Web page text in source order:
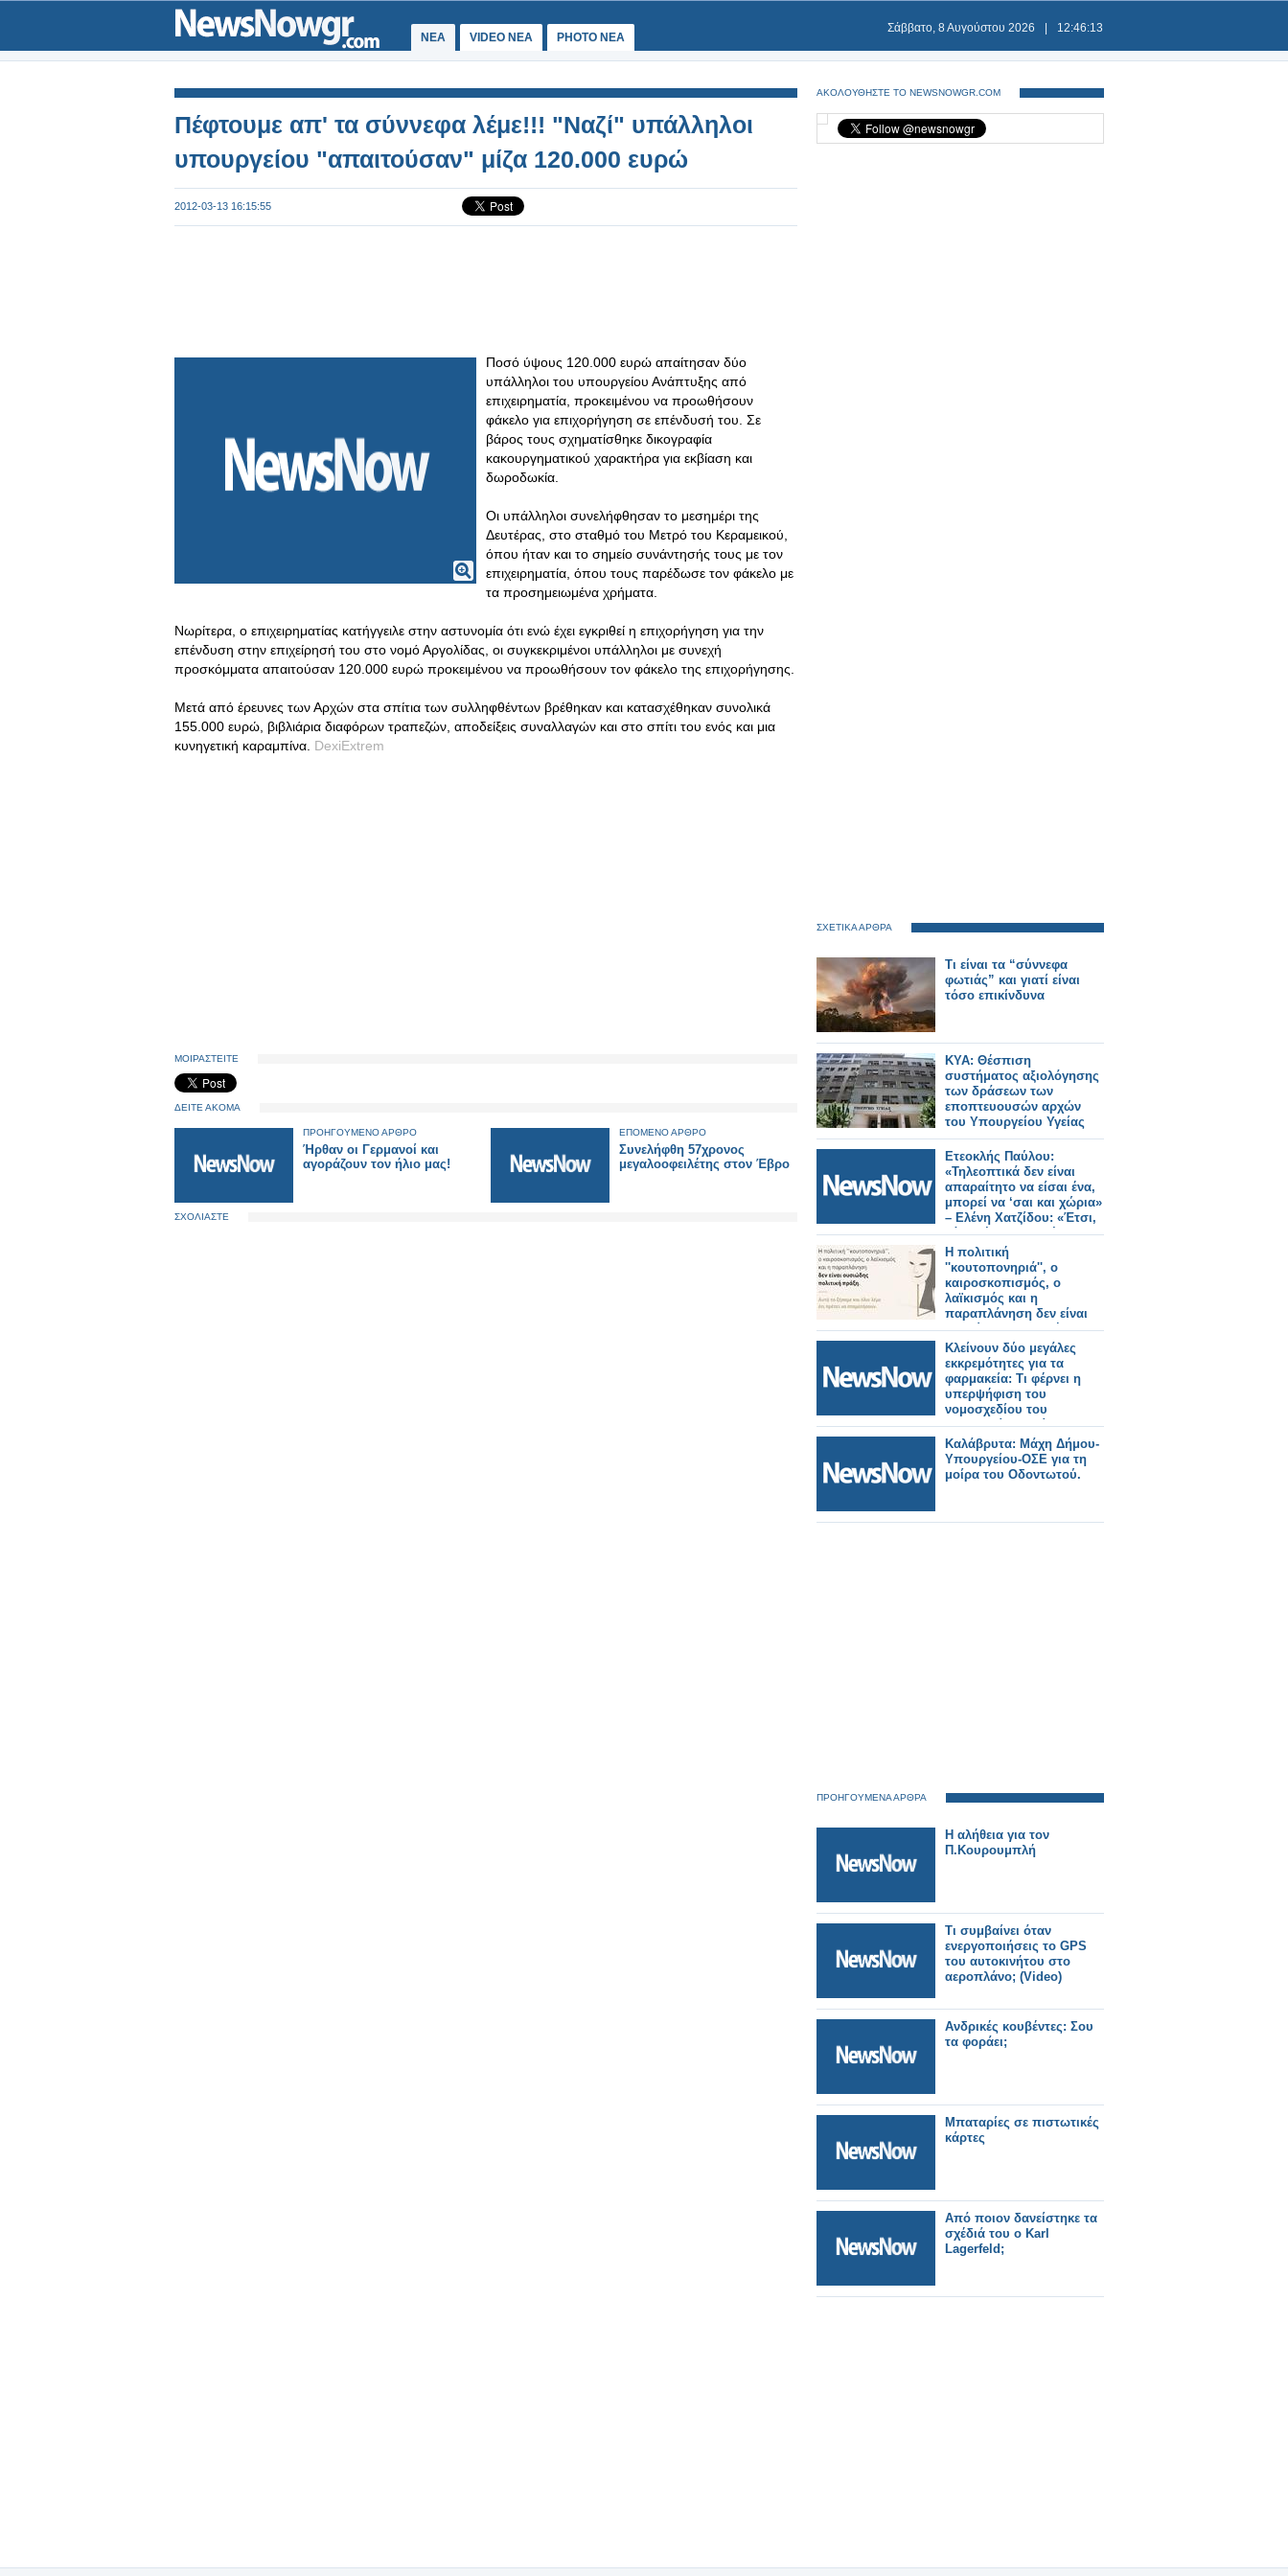
ΝΕΑ VIDEO NEA PHOTO NEA
Σάββατο, 8 Αυγούστου 2026 12:46:13
Πέφτουμε απ' τα σύννεφα λέμε!!! "Ναζί" υπάλληλοι
υπουργείου "απαιτούσαν" μίζα 120.000 ευρώ
2012-03-13 16:15:55
Ποσό ύψους 120.000 ευρώ απαίτησαν δύο
υπάλληλοι του υπουργείου Ανάπτυξης από
επιχειρηματία, προκειμένου να προωθήσουν
φάκελο για επιχορήγηση σε επένδυσή του. Σε
βάρος τους σχηματίσθηκε δικογραφία
κακουργηματικού χαρακτήρα για εκβίαση και
δωροδωκία.
Οι υπάλληλοι συνελήφθησαν το μεσημέρι της
Δευτέρας, στο σταθμό του Μετρό του Κεραμεικού,
όπου ήταν και το σημείο συνάντησής τους με τον
επιχειρηματία, όπου τους παρέδωσε τον φάκελο με
τα προσημειωμένα χρήματα.
Νωρίτερα, ο επιχειρηματίας κατήγγειλε στην αστυνομία ότι ενώ έχει εγκριθεί η επιχορήγηση για την
επένδυση στην επιχείρησή του στο νομό Αργολίδας, οι συγκεκριμένοι υπάλληλοι με συνεχή
προσκόμματα απαιτούσαν 120.000 ευρώ προκειμένου να προωθήσουν τον φάκελο της επιχορήγησης.
Μετά από έρευνες των Αρχών στα σπίτια των συλληφθέντων βρέθηκαν και κατασχέθηκαν συνολικά
155.000 ευρώ, βιβλιάρια διαφόρων τραπεζών, αποδείξεις συναλλαγών και στο σπίτι του ενός και μια
κυνηγετική καραμπίνα. DexiExtrem
ΜΟΙΡΑΣΤΕΙΤΕ
ΔΕΙΤΕ ΑΚΟΜΑ
ΠΡΟΗΓΟΥΜΕΝΟ ΑΡΘΡΟ
Ήρθαν οι Γερμανοί και
αγοράζουν τον ήλιο μας!
ΕΠΟΜΕΝΟ ΑΡΘΡΟ
Συνελήφθη 57χρονος
μεγαλοοφειλέτης στον Έβρο
ΣΧΟΛΙΑΣΤΕ
ΑΚΟΛΟΥΘΗΣΤΕ ΤΟ NEWSNOWGR.COM
ΣΧΕΤΙΚΑ ΑΡΘΡΑ
Τι είναι τα “σύννεφα
φωτιάς” και γιατί είναι
τόσο επικίνδυνα
ΚΥΑ: Θέσπιση
συστήματος αξιολόγησης
των δράσεων των
εποπτευουσών αρχών
του Υπουργείου Υγείας
Ετεοκλής Παύλου:
«Τηλεοπτικά δεν είναι
απαραίτητο να είσαι ένα,
μπορεί να ‘σαι και χώρια»
– Ελένη Χατζίδου: «Έτσι,
κάθε μέρα να το λέμε
μπας και..»
Η πολιτική
''κουτοπονηριά'', ο
καιροσκοπισμός, ο
λαϊκισμός και η
παραπλάνηση δεν είναι
ουσιώδης πολιτική
πράξη. Αυτά τα ζήσαμε
και όλοι λέμε ότι πρέπει
να σταματήσουν.
Κλείνουν δύο μεγάλες
εκκρεμότητες για τα
φαρμακεία: Τι φέρνει η
υπερψήφιση του
νομοσχεδίου του
Υπουργείου Υγείας
Καλάβρυτα: Μάχη Δήμου-
Υπουργείου-ΟΣΕ για τη
μοίρα του Οδοντωτού.
ΠΡΟΗΓΟΥΜΕΝΑ ΑΡΘΡΑ
H αλήθεια για τον
Π.Κουρουμπλή
Τι συμβαίνει όταν
ενεργοποιήσεις το GPS
του αυτοκινήτου στο
αεροπλάνο; (Video)
Ανδρικές κουβέντες: Σου
τα φοράει;
Μπαταρίες σε πιστωτικές
κάρτες
Aπό ποιον δανείστηκε τα
σχέδιά του ο Karl
Lagerfeld;